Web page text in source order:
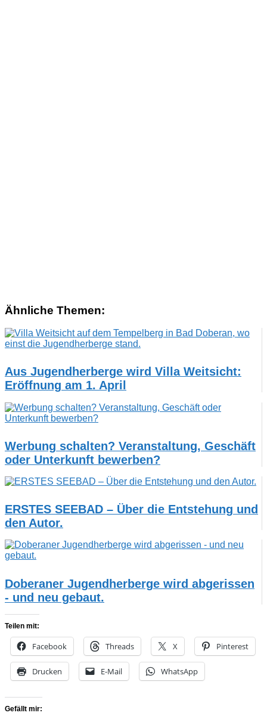
Ähnliche Themen:
Aus Jugendherberge wird Villa Weitsicht:
Eröffnung am 1. April
Werbung schalten? Veranstaltung, Geschäft
oder Unterkunft bewerben?
ERSTES SEEBAD – Über die Entstehung und
den Autor.
Doberaner Jugendherberge wird abgerissen
- und neu gebaut.
Teilen mit:
Facebook Threads X Pinterest
Drucken E-Mail WhatsApp
Gefällt mir: